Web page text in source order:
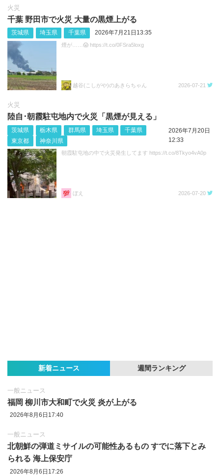
火災
千葉 野田市で火災 大量の黒煙上がる
茨城県 埼玉県 千葉県 2026年7月21日13:35
煙が……😱 https://t.co/0FSra5loxg
越谷(こしがや)のあきらちゃん 2026-07-21
火災
陸自･朝霞駐屯地内で火災「黒煙が見える」
茨城県 栃木県 群馬県 埼玉県
千葉県
東京都
神奈川県
2026年7月20日
12:33
朝霞駐屯地の中で火災発生してます https://t.co/8Tkyo4vA0p
ぼえ 2026-07-20
新着ニュース 週間ランキング
一般ニュース
福岡 柳川市大和町で火災 炎が上がる
2026年8月6日17:40
一般ニュース
北朝鮮の弾道ミサイルの可能性あるもの すでに落下とみ
られる 海上保安庁
2026年8月6日17:26